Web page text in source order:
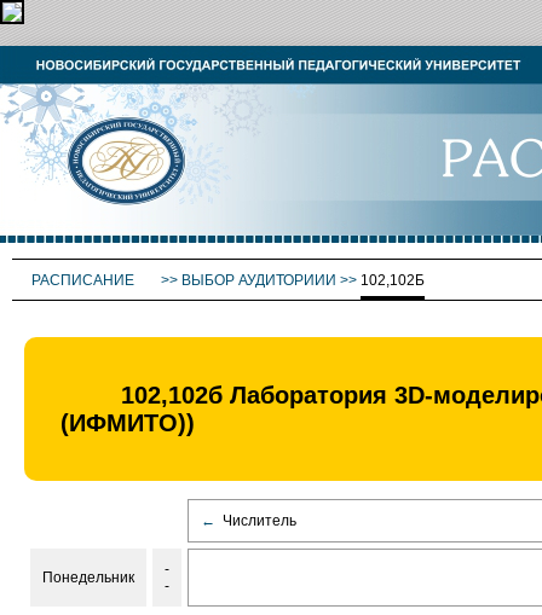
РАСПИСАНИЕ >> ВЫБОР АУДИТОРИИИ >> 102,102Б
102,102б Лаборатория 3D-
(ИФМИТО))
← Числитель
Понедельник
-
-